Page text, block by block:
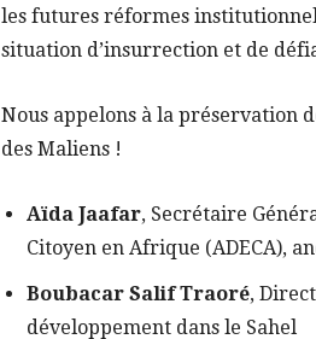
les futures réformes
situation d’insurrection et de
Nous appelons à la préservation
des Maliens !
Aïda Jaafar, Secrétaire
Citoyen en Afrique (ADECA),
Boubacar Salif Traoré,
développement dans le Sahel